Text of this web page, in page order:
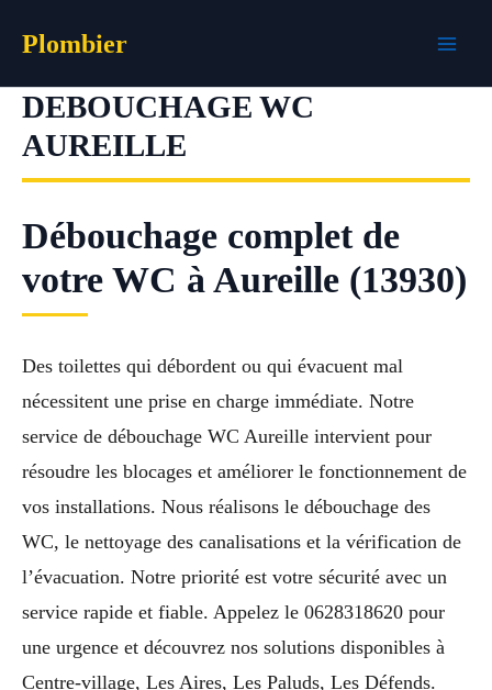
Plombier
DEBOUCHAGE WC
AUREILLE
Débouchage complet de
votre WC à Aureille (13930)
Des toilettes qui débordent ou qui évacuent mal
nécessitent une prise en charge immédiate. Notre
service de débouchage WC Aureille intervient pour
résoudre les blocages et améliorer le fonctionnement de
vos installations. Nous réalisons le débouchage des
WC, le nettoyage des canalisations et la vérification de
l’évacuation. Notre priorité est votre sécurité avec un
service rapide et fiable. Appelez le 0628318620 pour
une urgence et découvrez nos solutions disponibles à
Centre-village, Les Aires, Les Paluds, Les Défends.